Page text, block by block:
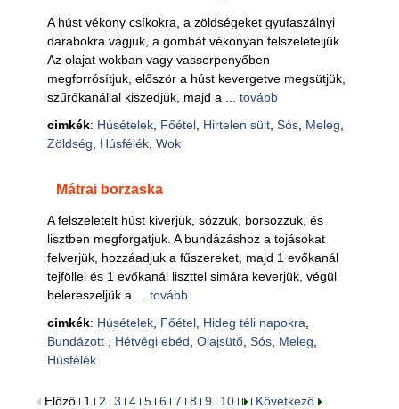
A húst vékony csíkokra, a zöldségeket gyufaszálnyi
darabokra vágjuk, a gombát vékonyan felszeleteljük.
Az olajat wokban vagy vasserpenyőben
megforrósítjuk, először a húst kevergetve megsütjük,
szűrőkanállal kiszedjük, majd a ... tovább
cimkék: Húsételek, Főétel, Hirtelen sült, Sós, Meleg
Zöldség
Húsfélék, Wok
Mátrai borzaska
A felszeletelt húst kiverjük, sózzuk, borsozzuk, és
lisztben megforgatjuk. A bundázáshoz a tojásokat
felverjük, hozzáadjuk a fűszereket, majd 1 evőkanál
tejföllel és 1 evőkanál liszttel simára keverjük, végül
belereszeljük a ... tovább
cimkék: Húsételek, Főétel, Hideg téli napokra
Bundázott
Hétvégi ebéd Olajsütő, Sós, Meleg
Húsfélék
Előző 1 2 3 4 5 6 7 8 9 10 Következő